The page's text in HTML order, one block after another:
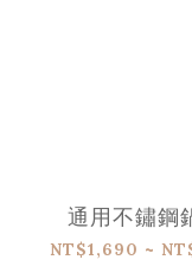
通用不鏽鋼
NT$1,690 ~